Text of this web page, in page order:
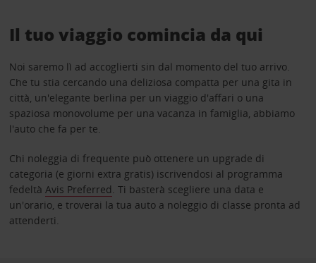
Il tuo viaggio comincia da qui
Noi saremo lì ad accoglierti sin dal momento del tuo arrivo.
Che tu stia cercando una deliziosa compatta per una gita in
città, un'elegante berlina per un viaggio d'affari o una
spaziosa monovolume per una vacanza in famiglia, abbiamo
l'auto che fa per te.
Chi noleggia di frequente può ottenere un upgrade di
categoria (e giorni extra gratis) iscrivendosi al programma
fedeltà Avis Preferred. Ti basterà scegliere una data e
un'orario, e troverai la tua auto a noleggio di classe pronta ad
attenderti.